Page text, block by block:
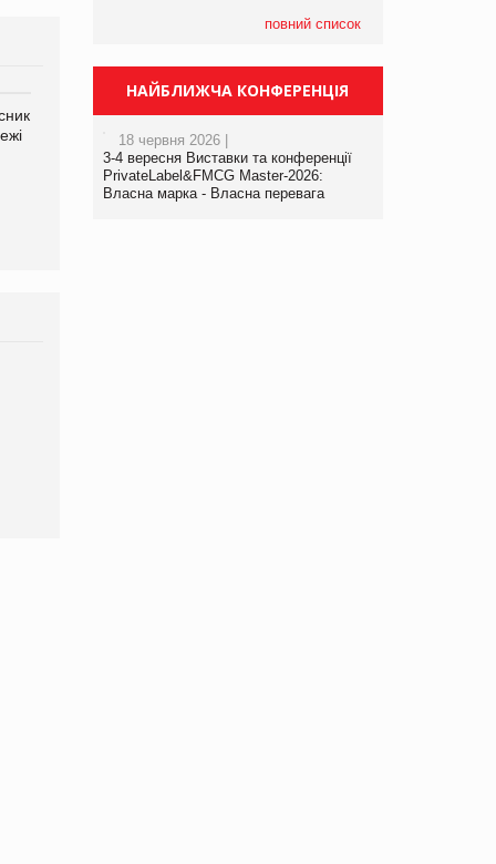
Олексій Логачов-Михайлов
Файно маркет Директор
департаменту з
виробництва
Яна Сараніна, директор
повний список
НАЙБЛИЖЧА КОНФЕРЕНЦІЯ
18 червня 2026 |
3-4 вересня Виставки та конференції
PrivateLabel&FMCG Master-2026:
Власна марка - Власна перевага